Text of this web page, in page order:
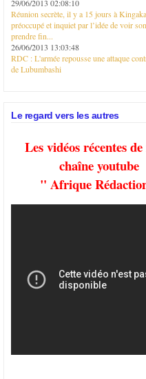
29/06/2013 02:08:10
Réunion secrète, il y a 15 jours à
préoccupé et inquiet par l’idée de voir
prendre fin...
26/06/2013 13:03:48
RDC : L'armée repousse une attaque
de Lubumbashi
Le regard vers les autres
Les vidéos récentes
chaîne youtube
" Afrique